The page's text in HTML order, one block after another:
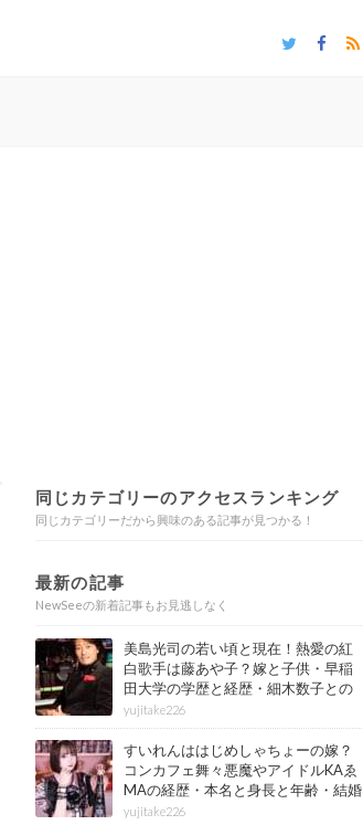
同じカテゴリーのアクセスランキング
同じカテゴリーだから興味のある記事が見つかる！
最新の記事
NewSeeの新着記事もお見逃しなく
美島光司の若い頃と現在！熱愛の紅
白歌手は藤あや子？嫁と子供・早稲
田大学の学歴と経歴・細木数子との
確執もまとめ
yujitake226
すいれんははじめしゃちょーの嫁？
コンカフェ舞々悪魔やアイドルKAゑ
MAの経歴・本名と身長と年齢・結婚
情報もまとめ
yujitake226